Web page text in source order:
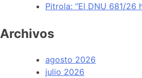
Pitrola: “El DNU 681/26
Archivos
agosto 2026
julio 2026